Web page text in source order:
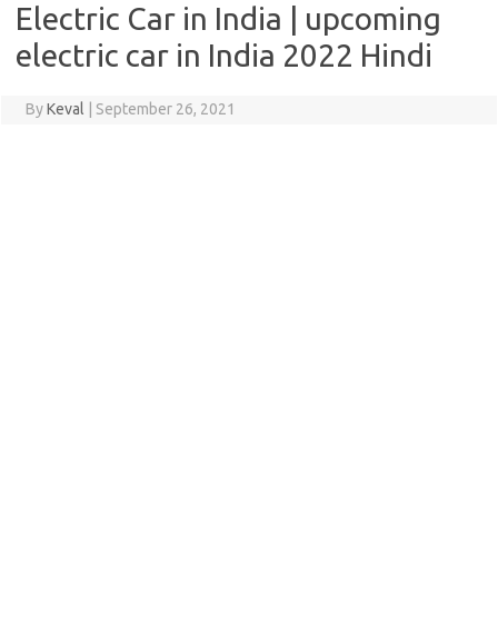
Electric Car in India | upcoming
electric car in India 2022 Hindi
ByKeval September 26, 2021